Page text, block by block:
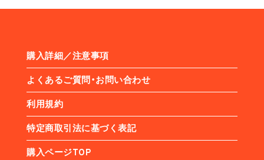
購入詳細／注意事項
よくあるご質問・お問い合わせ
利用規約
特定商取引法に基づく表記
購入ページTOP